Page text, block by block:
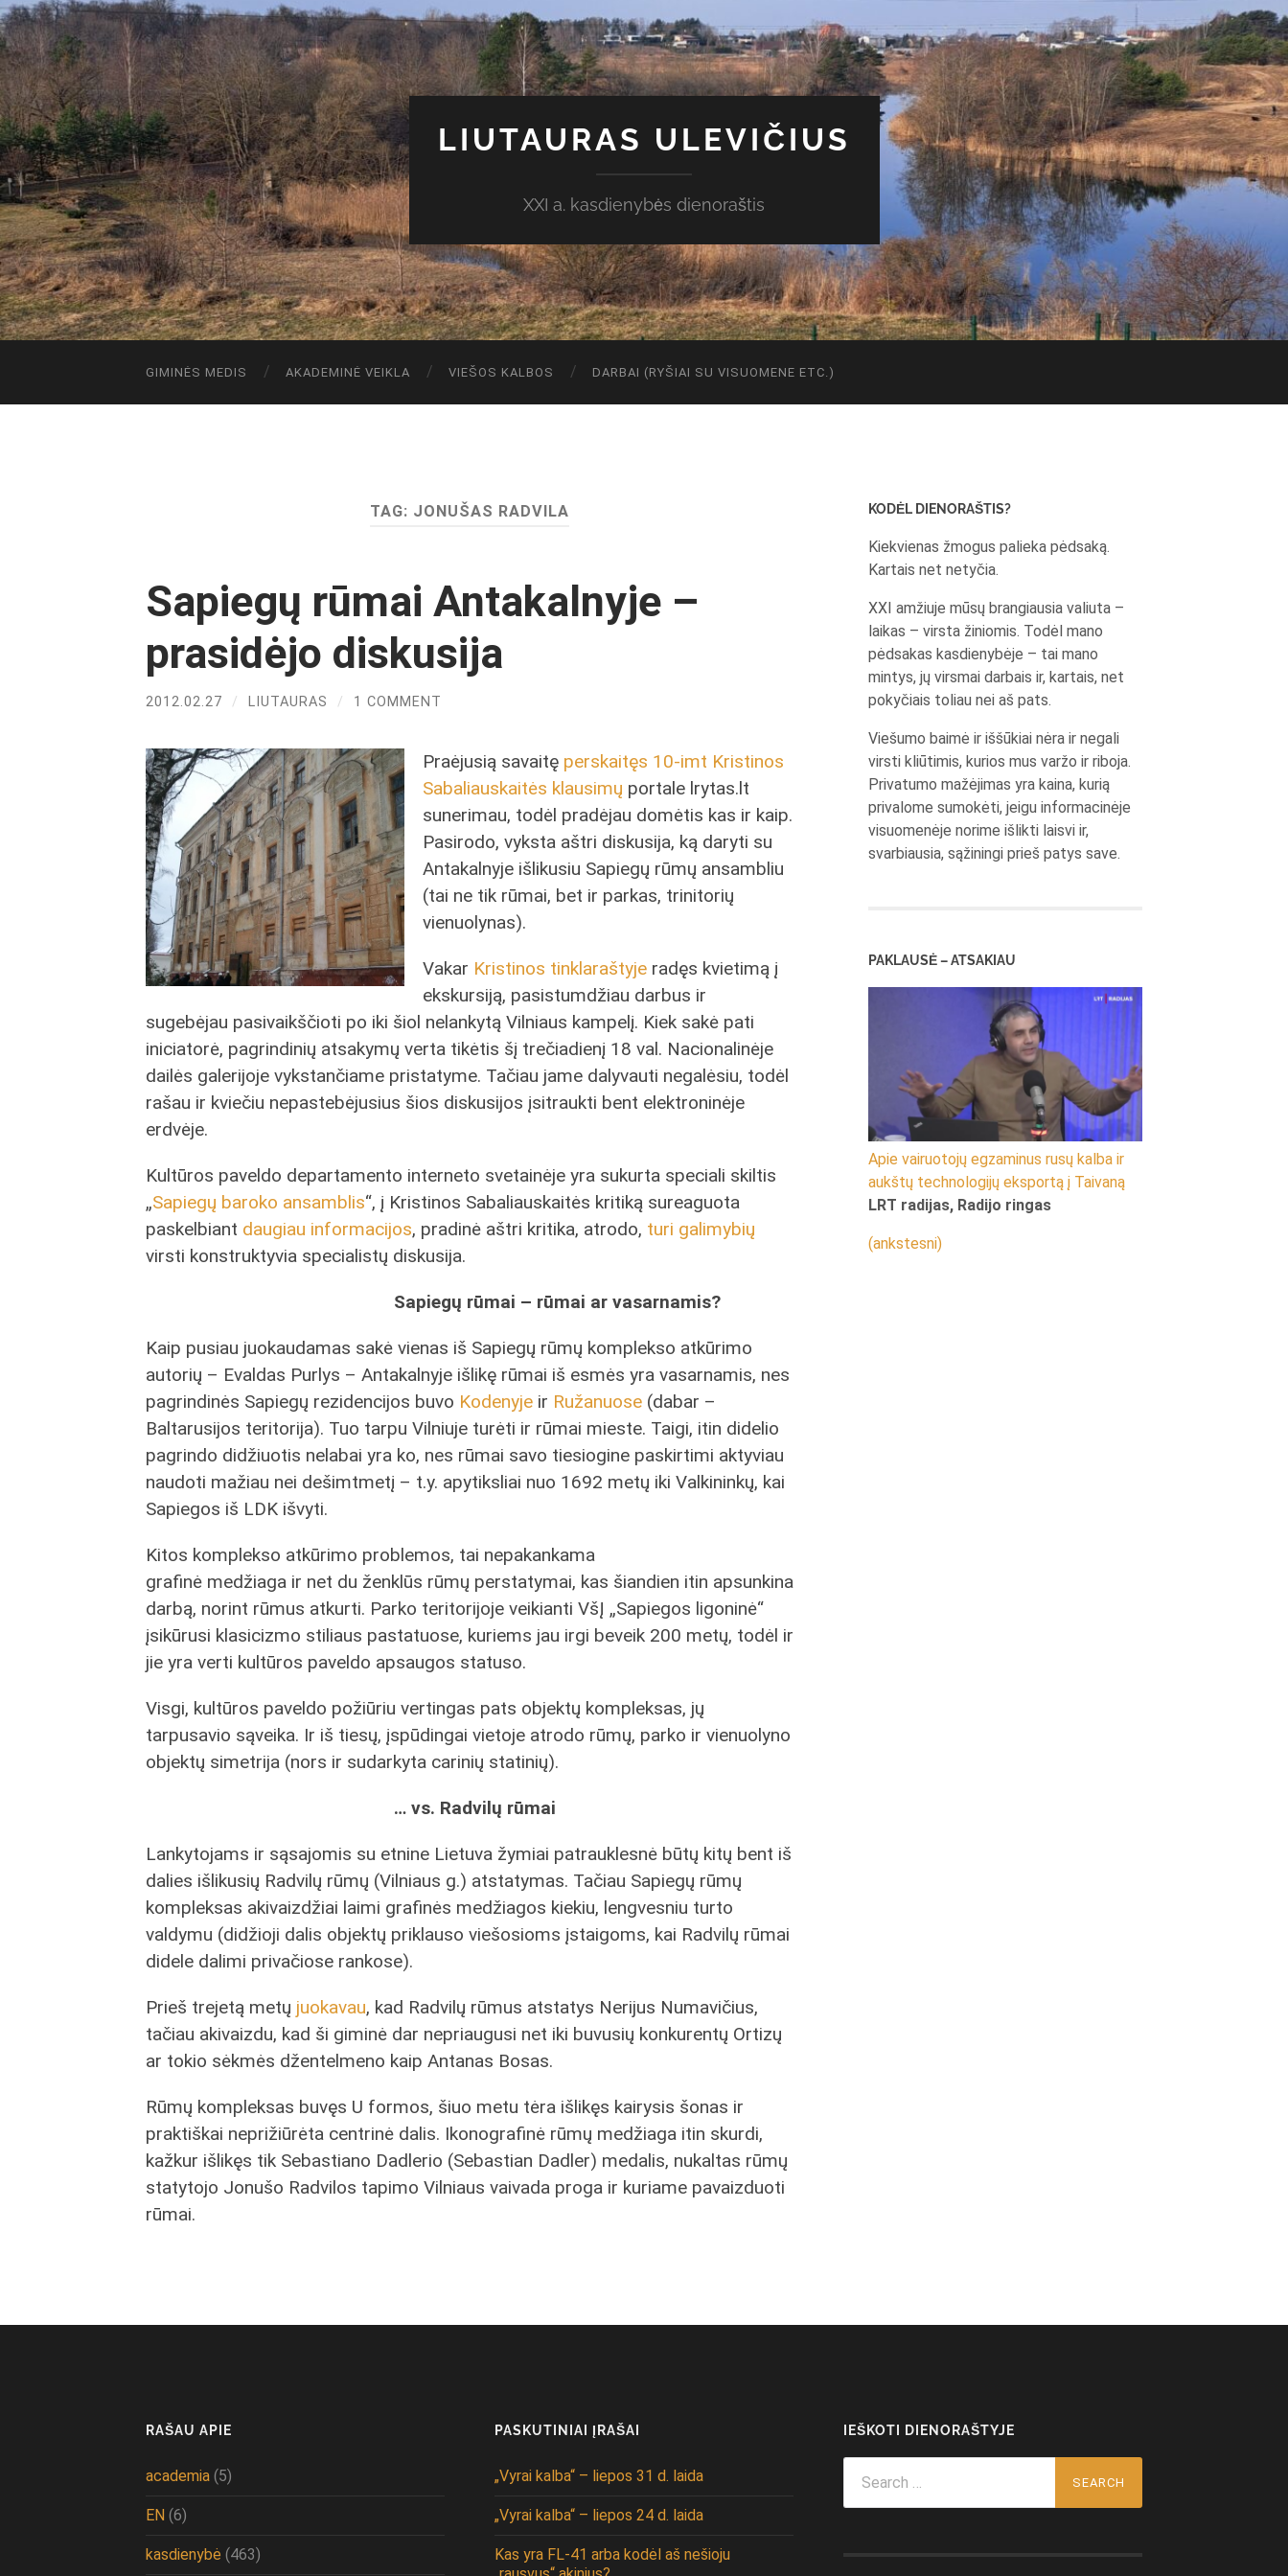
LIUTAURAS ULEVIČIUS
XXI a. kasdienybės dienoraštis
GIMINĖS MEDIS AKADEMINĖ VEIKLA VIEŠOS KALBOS DARBAI (RYŠIAI SU VISUOMENE ETC.)
TAG: JONUŠAS RADVILA
Sapiegų rūmai Antakalnyje –
prasidėjo diskusija
2012.02.27 / LIUTAURAS / 1 COMMENT
Praėjusią savaitę perskaitęs 10-imt Kristinos
Sabaliauskaitės klausimų portale lrytas.lt
sunerimau, todėl pradėjau domėtis kas ir kaip.
Pasirodo, vyksta aštri diskusija, ką daryti su
Antakalnyje išlikusiu Sapiegų rūmų ansambliu
(tai ne tik rūmai, bet ir parkas, trinitorių
vienuolynas).
Vakar Kristinos tinklaraštyje radęs kvietimą į
ekskursiją, pasistumdžiau darbus ir
sugebėjau pasivaikščioti po iki šiol nelankytą Vilniaus kampelį. Kiek sakė pati
iniciatorė, pagrindinių atsakymų verta tikėtis šį trečiadienį 18 val. Nacionalinėje
dailės galerijoje vykstančiame pristatyme. Tačiau jame dalyvauti negalėsiu, todėl
rašau ir kviečiu nepastebėjusius šios diskusijos įsitraukti bent elektroninėje
erdvėje.
Kultūros paveldo departamento interneto svetainėje yra sukurta speciali skiltis
„Sapiegų baroko ansamblis“, į Kristinos Sabaliauskaitės kritiką sureaguota
paskelbiant daugiau informacijos, pradinė aštri kritika, atrodo, turi galimybių
virsti konstruktyvia specialistų diskusija.
Sapiegų rūmai – rūmai ar vasarnamis?
Kaip pusiau juokaudamas sakė vienas iš Sapiegų rūmų komplekso atkūrimo
autorių – Evaldas Purlys – Antakalnyje išlikę rūmai iš esmės yra vasarnamis, nes
pagrindinės Sapiegų rezidencijos buvo Kodenyje ir Ružanuose (dabar –
Baltarusijos teritorija). Tuo tarpu Vilniuje turėti ir rūmai mieste. Taigi, itin didelio
pagrindo didžiuotis nelabai yra ko, nes rūmai savo tiesiogine paskirtimi aktyviau
naudoti mažiau nei dešimtmetį – t.y. apytiksliai nuo 1692 metų iki Valkininkų, kai
Sapiegos iš LDK išvyti.
Kitos komplekso atkūrimo problemos, tai nepakankama
grafinė medžiaga ir net du ženklūs rūmų perstatymai, kas šiandien itin apsunkina
darbą, norint rūmus atkurti. Parko teritorijoje veikianti VšĮ „Sapiegos ligoninė“
įsikūrusi klasicizmo stiliaus pastatuose, kuriems jau irgi beveik 200 metų, todėl ir
jie yra verti kultūros paveldo apsaugos statuso.
Visgi, kultūros paveldo požiūriu vertingas pats objektų kompleksas, jų
tarpusavio sąveika. Ir iš tiesų, įspūdingai vietoje atrodo rūmų, parko ir vienuolyno
objektų simetrija (nors ir sudarkyta carinių statinių).
… vs. Radvilų rūmai
Lankytojams ir sąsajomis su etnine Lietuva žymiai patrauklesnė būtų kitų bent iš
dalies išlikusių Radvilų rūmų (Vilniaus g.) atstatymas. Tačiau Sapiegų rūmų
kompleksas akivaizdžiai laimi grafinės medžiagos kiekiu, lengvesniu turto
valdymu (didžioji dalis objektų priklauso viešosioms įstaigoms, kai Radvilų rūmai
didele dalimi privačiose rankose).
Prieš trejetą metų juokavau, kad Radvilų rūmus atstatys Nerijus Numavičius,
tačiau akivaizdu, kad ši giminė dar nepriaugusi net iki buvusių konkurentų Ortizų
ar tokio sėkmės džentelmeno kaip Antanas Bosas.
Rūmų kompleksas buvęs U formos, šiuo metu tėra išlikęs kairysis šonas ir
praktiškai neprižiūrėta centrinė dalis. Ikonografinė rūmų medžiaga itin skurdi,
kažkur išlikęs tik Sebastiano Dadlerio (Sebastian Dadler) medalis, nukaltas rūmų
statytojo Jonušo Radvilos tapimo Vilniaus vaivada proga ir kuriame pavaizduoti
rūmai.
KODĖL DIENORAŠTIS?
Kiekvienas žmogus palieka pėdsaką.
Kartais net netyčia.
XXI amžiuje mūsų brangiausia valiuta –
laikas – virsta žiniomis. Todėl mano
pėdsakas kasdienybėje – tai mano
mintys, jų virsmai darbais ir, kartais, net
pokyčiais toliau nei aš pats.
Viešumo baimė ir iššūkiai nėra ir negali
virsti kliūtimis, kurios mus varžo ir riboja.
Privatumo mažėjimas yra kaina, kurią
privalome sumokėti, jeigu informacinėje
visuomenėje norime išlikti laisvi ir,
svarbiausia, sąžiningi prieš patys save.
PAKLAUSĖ – ATSAKIAU
Apie vairuotojų egzaminus rusų kalba ir
aukštų technologijų eksportą į Taivaną
LRT radijas, Radijo ringas
(ankstesni)
RAŠAU APIE
academia (5)
EN (6)
kasdienybė (463)
PASKUTINIAI ĮRAŠAI
„Vyrai kalba“ – liepos 31 d. laida
„Vyrai kalba“ – liepos 24 d. laida
Kas yra FL-41 arba kodėl aš nešioju
IEŠKOTI DIENORAŠTYJE
for: